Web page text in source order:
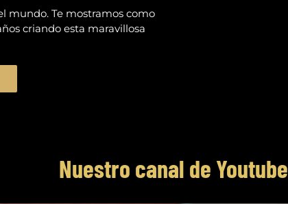
mundo. Te mostramos como
criando esta maravillosa
Nuestro canal de Youtube